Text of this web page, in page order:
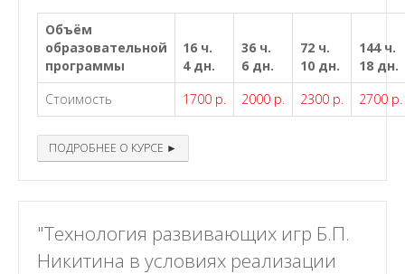
Объём
образовательной
программы
16 ч.
4 дн.
36 ч.
6 дн.
72 ч.
10 дн.
144 ч.
18 дн.
Стоимость
1700 р. 2000 р. 2300 р. 2700 р.
ПОДРОБНЕЕ О КУРСЕ ►
"Технология развивающих игр Б.П.
Никитина в условиях реализации